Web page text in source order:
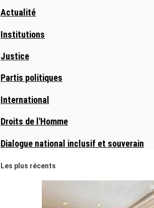
Actualité
Institutions
Justice
Partis politiques
International
Droits de l'Homme
Dialogue national inclusif et souverain
Les plus récents